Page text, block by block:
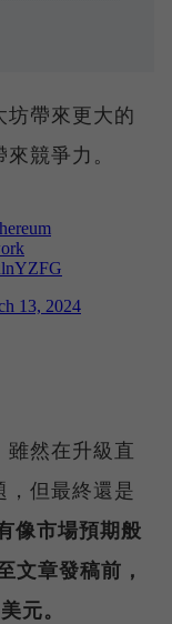
帶來更大的
競爭力。
雖然在升級直
但最終還是
像市場預期般
文章發稿前，
元。